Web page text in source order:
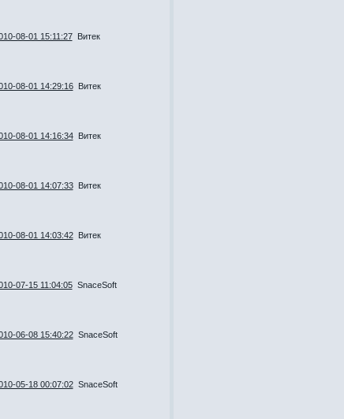
08-01 15:11:27 Витек
08-01 14:29:16 Витек
08-01 14:16:34 Витек
08-01 14:07:33 Витек
08-01 14:03:42 Витек
07-15 11:04:05 SnaceSoft
06-08 15:40:22 SnaceSoft
05-18 00:07:02 SnaceSoft